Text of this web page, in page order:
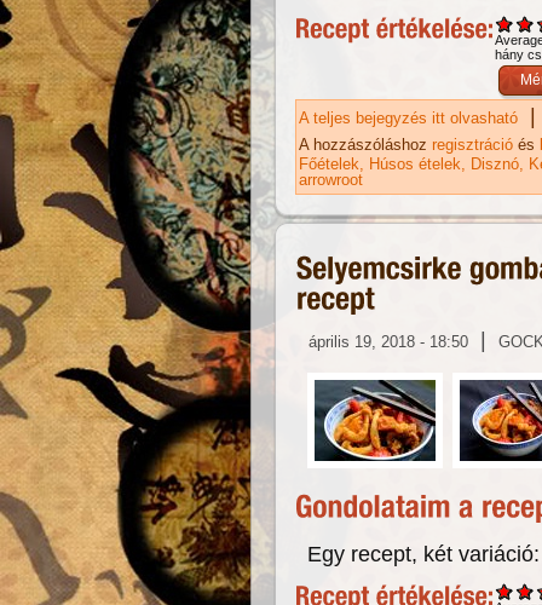
hány
A teljes bejegyzés itt olvasható |
A hozzászóláshoz regisztráció és
Főételek
Húsos ételek Disznó
arrowroot
április 19, 2018 - 18:50 |
Egy recept, két